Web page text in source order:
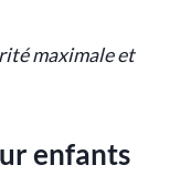
maximale et
enfants